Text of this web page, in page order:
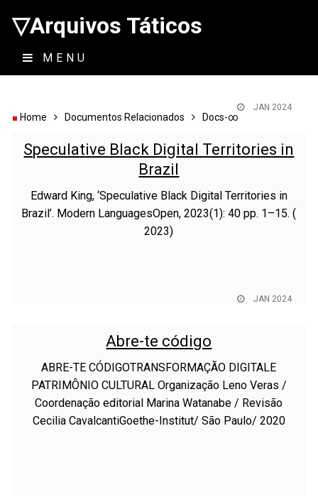
▽Arquivos Táticos
MENU
Home Documentos Relacionados Docs-∞
JAN 2024
Speculative Black Digital Territories in
Brazil
Edward King, ‘Speculative Black Digital Territories in
Brazil’. Modern LanguagesOpen, 2023(1): 40 pp. 1–15. (
2023)
JAN 2024
Abre-te código
ABRE-TE CÓDIGOTRANSFORMAÇÃO DIGITALE
PATRIMÔNIO CULTURAL Organização Leno Veras /
Coordenação editorial Marina Watanabe / Revisão
Cecilia CavalcantiGoethe-Institut/ São Paulo/ 2020